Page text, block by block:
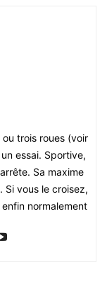
trois roues (voir
essai. Sportive,
Sa maxime
Si vous le croisez,
normalement